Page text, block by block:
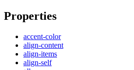
Properties
accent-color
align-content
align-items
align-self